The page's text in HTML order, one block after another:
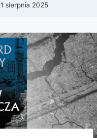
1 sierpnia 2025